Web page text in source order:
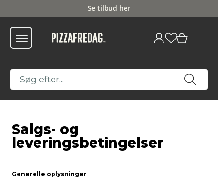
Fri fragt fra 599
Salgs- og
leveringsbetingelser
Generelle oplysninger